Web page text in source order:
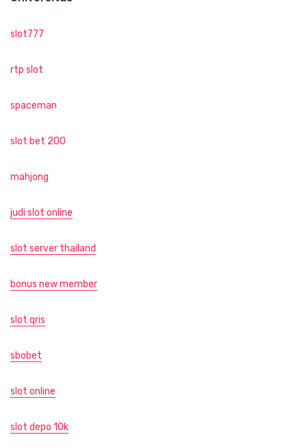
slot777
rtp slot
spaceman
slot bet 200
mahjong
judi slot online
slot server thailand
bonus new member
slot qris
sbobet
slot online
slot depo 10k